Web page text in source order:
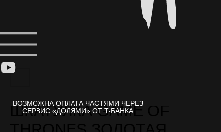
ШКАТУЛКА GAME OF